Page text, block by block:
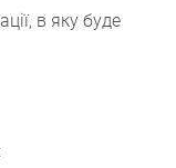
в яку буде
: